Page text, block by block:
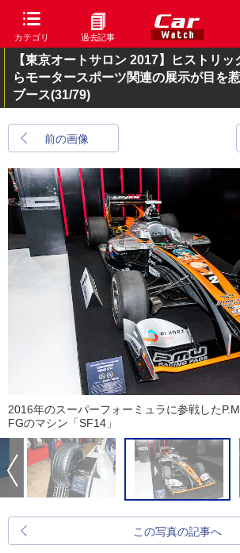
カテゴリ 過去記事
【東京オートサロン 2017】ヒストリ
らモータースポーツ関連の展示が目を
ブース(31/79)
前の画像
2016年のスーパーフォーミュラに参戦した
FGのマシン「SF14」
この写真の記事へ